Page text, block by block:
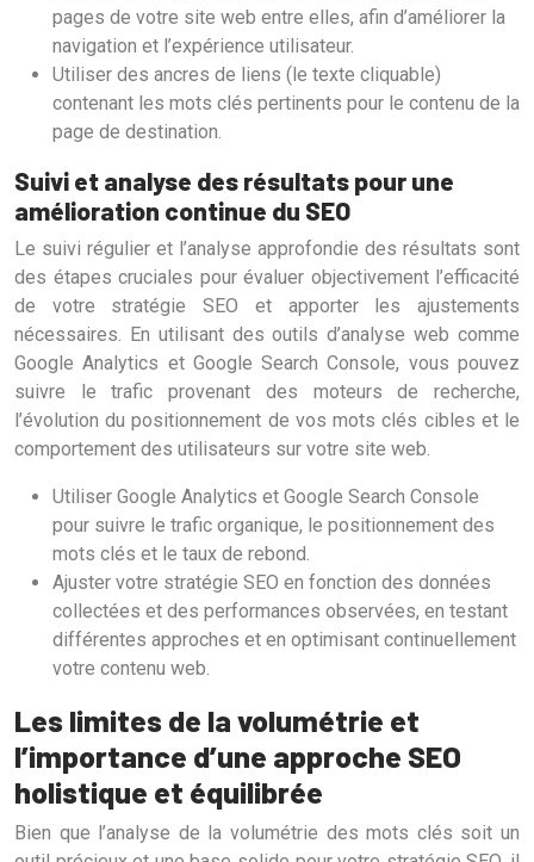
pages de votre site web entre elles, afin d’améliorer la
navigation et l’expérience utilisateur.
Utiliser des ancres de liens (le texte cliquable)
contenant les mots clés pertinents pour le contenu de la
page de destination.
Suivi et analyse des résultats pour une
amélioration continue du SEO
Le suivi régulier et l’analyse approfondie des résultats sont
des étapes cruciales pour évaluer objectivement l’efficacité
de votre stratégie SEO et apporter les ajustements
nécessaires. En utilisant des outils d’analyse web comme
Google Analytics et Google Search Console, vous pouvez
suivre le trafic provenant des moteurs de recherche,
l’évolution du positionnement de vos mots clés cibles et le
comportement des utilisateurs sur votre site web.
Utiliser Google Analytics et Google Search Console
pour suivre le trafic organique, le positionnement des
mots clés et le taux de rebond.
Ajuster votre stratégie SEO en fonction des données
collectées et des performances observées, en testant
différentes approches et en optimisant continuellement
votre contenu web.
Les limites de la volumétrie et
l’importance d’une approche SEO
holistique et équilibrée
Bien que l’analyse de la volumétrie des mots clés soit un